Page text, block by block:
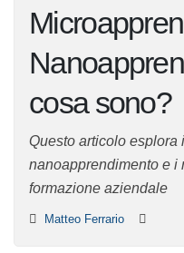
e
cosa sono?
Questo articolo esplora